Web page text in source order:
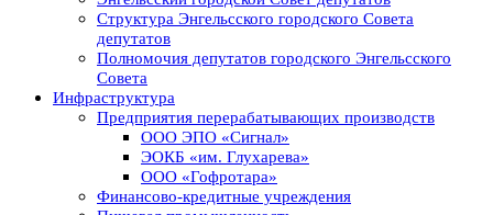
Структура Энгельсского городского Совета
депутатов
Полномочия депутатов городского Энгельсского
Совета
Инфраструктура
Предприятия перерабатывающих производств
ООО ЭПО «Сигнал»
ЭОКБ «им. Глухарева»
ООО «Гофротара»
Финансово-кредитные учреждения